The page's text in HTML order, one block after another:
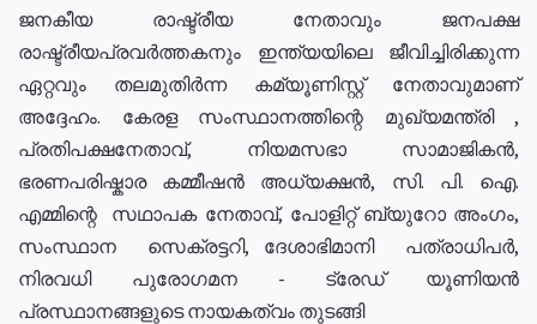
ജനകീയ രാഷ്ട്രീയ നേതാവും ജനപക്ഷ
രാഷ്ട്രീയപ്രവർത്തകനും ഇന്ത്യയിലെ ജീവിച്ചിരിക്കുന്ന
ഏറ്റവും തലമുതിർന്ന കമ്യൂണിസ്റ്റ് നേതാവുമാണ്
അദ്ദേഹം. കേരള സംസ്ഥാനത്തിന്റെ മുഖ്യമന്ത്രി ,
പ്രതിപക്ഷനേതാവ്, നിയമസഭാ സാമാജികൻ,
ഭരണപരിഷ്കാര കമ്മീഷൻ അധ്യക്ഷൻ, സി. പി. ഐ.
എമ്മിന്റെ സഥാപക നേതാവ്, പോളിറ്റ് ബ്യുറോ അംഗം,
സംസ്ഥാന സെക്രട്ടറി, ദേശാഭിമാനി പത്രാധിപർ,
നിരവധി പുരോഗമന - ട്രേഡ് യൂണിയൻ
പ്രസ്ഥാനങ്ങളുടെ നായകത്വം തുടങ്ങി